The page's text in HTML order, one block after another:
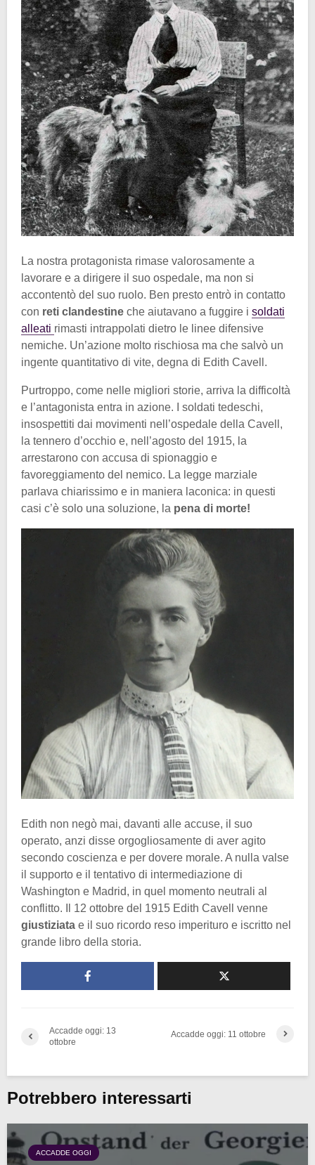
La nostra protagonista rimase valorosamente a
lavorare e a dirigere il suo ospedale, ma non si
accontentò del suo ruolo. Ben presto entrò in contatto
con reti clandestine che aiutavano a fuggire i soldati
alleati rimasti intrappolati dietro le linee difensive
nemiche. Un’azione molto rischiosa ma che salvò un
ingente quantitativo di vite, degna di Edith Cavell.
Purtroppo, come nelle migliori storie, arriva la difficoltà
e l’antagonista entra in azione. I soldati tedeschi,
insospettiti dai movimenti nell’ospedale della Cavell,
la tennero d’occhio e, nell’agosto del 1915, la
arrestarono con accusa di spionaggio e
favoreggiamento del nemico. La legge marziale
parlava chiarissimo e in maniera laconica: in questi
casi c’è solo una soluzione, la pena di morte!
Edith non negò mai, davanti alle accuse, il suo
operato, anzi disse orgogliosamente di aver agito
secondo coscienza e per dovere morale. A nulla valse
il supporto e il tentativo di intermediazione di
Washington e Madrid, in quel momento neutrali al
conflitto. Il 12 ottobre del 1915 Edith Cavell venne
giustiziata e il suo ricordo reso imperituro e iscritto nel
grande libro della storia.
Accadde oggi: 13
ottobre
Accadde oggi: 11 ottobre
Potrebbero interessarti
ACCADDE OGGI